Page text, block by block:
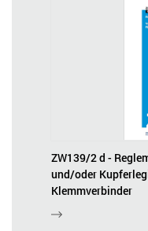
ZW139/2 d -
und/oder
Klemmverbinder